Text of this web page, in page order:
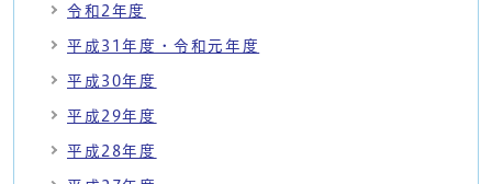
令和2年度
平成31年度・令和元年度
平成30年度
平成29年度
平成28年度